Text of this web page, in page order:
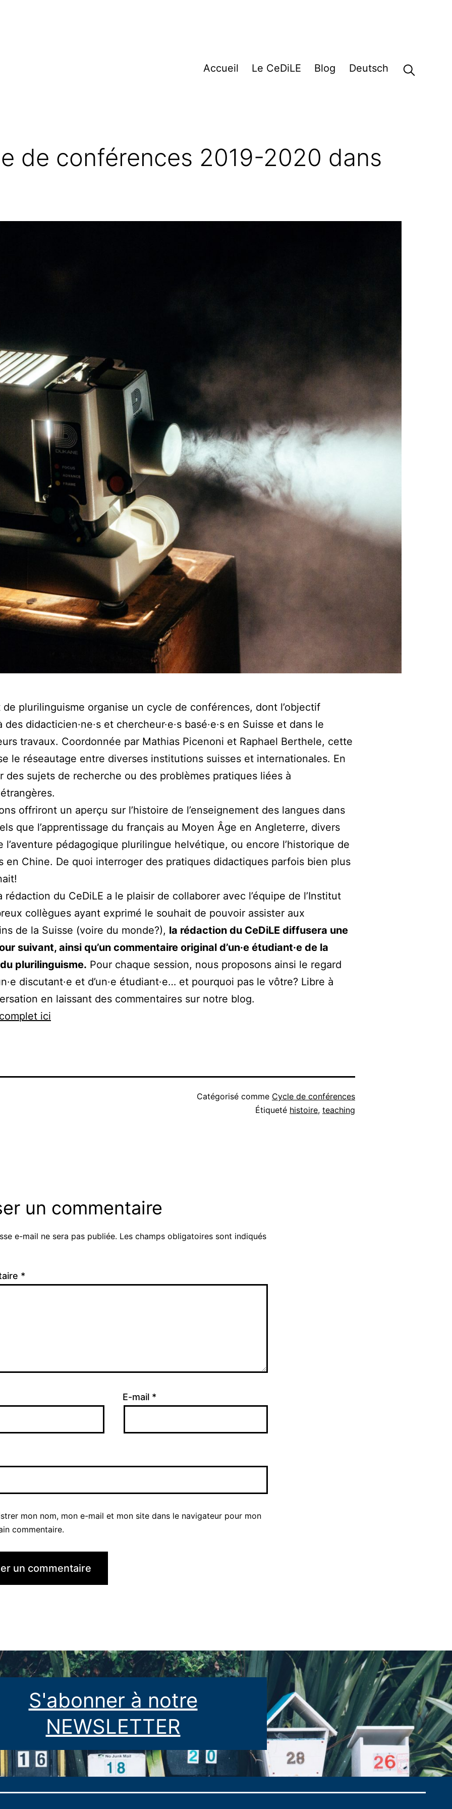
Accueil Le CeDiLE Blog Deutsch
de conférences 2019-2020 dans
de plurilinguisme organise un cycle de conférences, dont l’objectif
didacticien·ne·s et chercheur·e·s basé·e·s en Suisse et dans le
travaux. Coordonnée par Mathias Picenoni et Raphael Berthele, cette
le réseautage entre diverses institutions suisses et internationales. En
des sujets de recherche ou des problèmes pratiques liées à
offriront un aperçu sur l’histoire de l’enseignement des langues dans
que l’apprentissage du français au Moyen Âge en Angleterre, divers
pédagogique plurilingue helvétique, ou encore l’historique de
en Chine. De quoi interroger des pratiques didactiques parfois bien plus
du CeDiLE a le plaisir de collaborer avec l’équipe de l’Institut
collègues ayant exprimé le souhait de pouvoir assister aux
de la Suisse (voire du monde?), la rédaction du CeDiLE diffusera une
suivant, ainsi qu’un commentaire original d’un·e étudiant·e de la
plurilinguisme. Pour chaque session, nous proposons ainsi le regard
discutant·e et d’un·e étudiant·e… et pourquoi pas le vôtre? Libre à
en laissant des commentaires sur notre blog.
ici
Catégorisé comme Cycle de conférences
Étiqueté histoire, teaching
un commentaire
e-mail ne sera pas publiée. Les champs obligatoires sont indiqués
*
E-mail *
mon nom, mon e-mail et mon site dans le navigateur pour mon
commentaire.
S'abonner à notre
NEWSLETTER